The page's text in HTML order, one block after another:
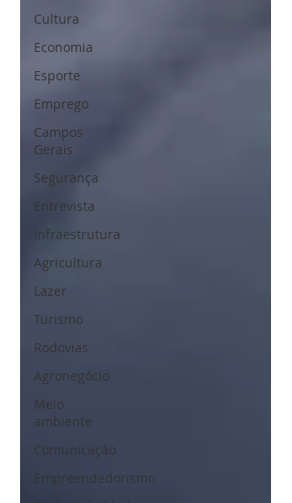
Cultura
Economia
Esporte
Emprego
Campos
Gerais
Segurança
Entrevista
Infraestrutura
Agricultura
Lazer
Turismo
Rodovias
Agronegócio
Meio
ambiente
Comunicação
Empreendedorismo